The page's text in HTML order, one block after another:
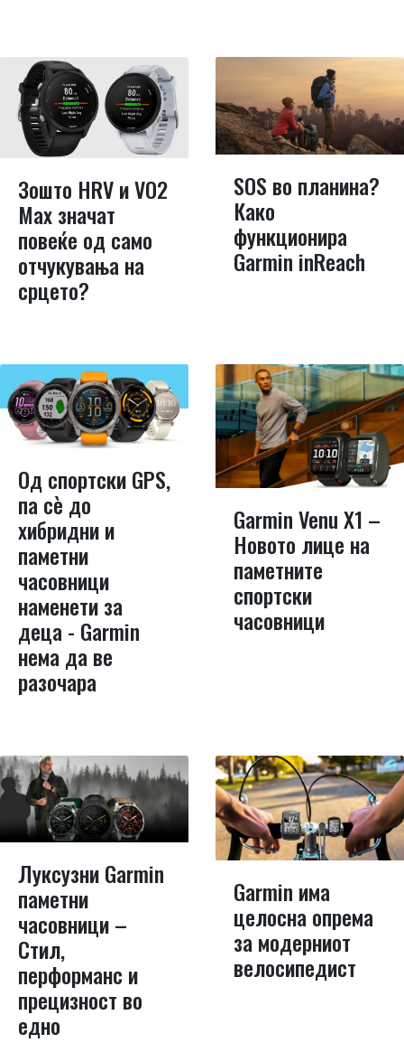
Зошто HRV и VO2
Max значат
повеќе од само
отчукувања на
срцето?
SOS во планина?
Како
функционира
Garmin inReach
Од спортски GPS,
па сѐ до
хибридни и
паметни
часовници
наменети за
деца - Garmin
нема да ве
разочара
Garmin Venu X1 –
Новото лице на
паметните
спортски
часовници
Луксузни Garmin
паметни
часовници –
Стил,
перформанс и
прецизност во
едно
Garmin има
целосна опрема
за модерниот
велосипедист